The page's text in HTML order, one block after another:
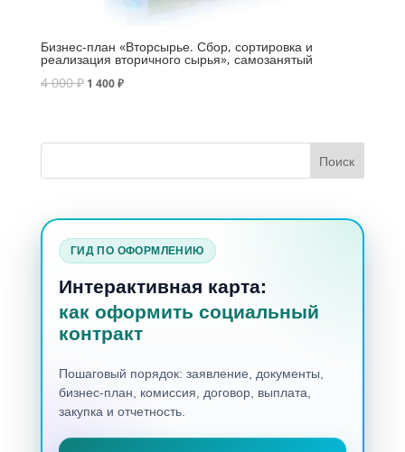
Бизнес-план «Вторсырье. Сбор, сортировка и
реализация вторичного сырья», самозанятый
4 000₽ 1 400₽
ГИД ПО ОФОРМЛЕНИЮ
Интерактивная карта:
как оформить социальный
контракт
Пошаговый порядок: заявление, документы,
бизнес-план, комиссия, договор, выплата,
закупка и отчетность.